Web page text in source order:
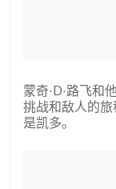
蒙奇·D·路飞和
挑战和敌人的
是凯多。